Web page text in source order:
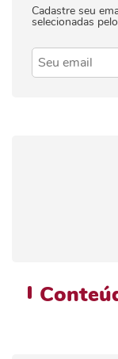
Cadastre seu
selecionadas